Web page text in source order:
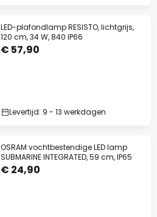
LED-plafondlamp RESISTO, lichtgrijs,
120 cm, 34 W, 840 IP66
€ 57,90
Levertijd: 9 - 13 werkdagen
OSRAM vochtbestendige LED lamp
SUBMARINE INTEGRATED, 59 cm, IP65
€ 24,90